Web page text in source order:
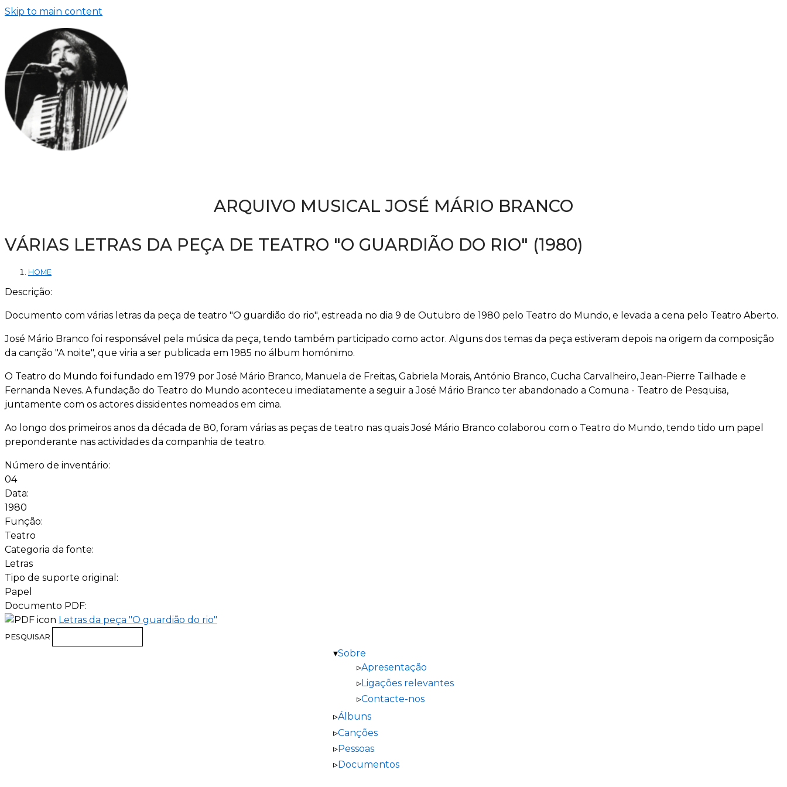
Skip to main content
ARQUIVO MUSICAL JOSÉ MÁRIO BRANCO
VÁRIAS LETRAS DA PEÇA DE TEATRO "O GUARDIÃO DO RIO" (1980)
HOME
Descrição:
Documento com várias letras da peça de teatro "O guardião do rio", estreada no dia 9 de Outubro de 1980 pelo Teatro do Mundo, e levada a cena pelo Teatro Aberto.
José Mário Branco foi responsável pela música da peça, tendo também participado como actor. Alguns dos temas da peça estiveram depois na origem da composição
da canção "A noite", que viria a ser publicada em 1985 no álbum homónimo.
O Teatro do Mundo foi fundado em 1979 por José Mário Branco, Manuela de Freitas, Gabriela Morais, António Branco, Cucha Carvalheiro, Jean-Pierre Tailhade e
Fernanda Neves. A fundação do Teatro do Mundo aconteceu imediatamente a seguir a José Mário Branco ter abandonado a Comuna - Teatro de Pesquisa,
juntamente com os actores dissidentes nomeados em cima.
Ao longo dos primeiros anos da década de 80, foram várias as peças de teatro nas quais José Mário Branco colaborou com o Teatro do Mundo, tendo tido um papel
preponderante nas actividades da companhia de teatro.
Número de inventário:
04
Data:
1980
Função:
Teatro
Categoria da fonte:
Letras
Tipo de suporte original:
Papel
Documento PDF:
Letras da peça "O guardião do rio"
PESQUISAR
Sobre
Apresentação
Ligações relevantes
Contacte-nos
Álbuns
Canções
Pessoas
Documentos